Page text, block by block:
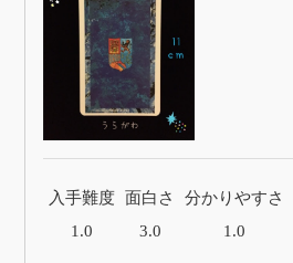
入手難度
1.0
面白さ
3.0
分かりやすさ
1.0